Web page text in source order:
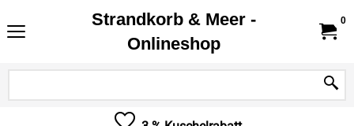
Strandkorb & Meer -
Onlineshop
0